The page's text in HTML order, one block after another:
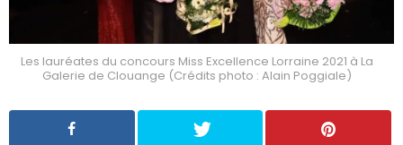
Les lauréates du concours Miss Excellence Lorraine 2021 à La
Galerie de Clouange (Crédits photo : Alain Poggiale)